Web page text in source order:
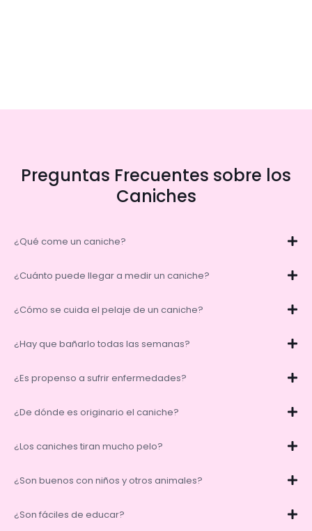
Preguntas Frecuentes sobre los
Caniches
¿Qué come un caniche?
¿Cuánto puede llegar a medir un caniche?
¿Cómo se cuida el pelaje de un caniche?
¿Hay que bañarlo todas las semanas?
¿Es propenso a sufrir enfermedades?
¿De dónde es originario el caniche?
¿Los caniches tiran mucho pelo?
¿Son buenos con niños y otros animales?
¿Son fáciles de educar?